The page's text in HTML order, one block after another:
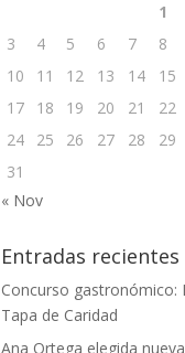
1
3
4 5 6 7 8
10
11 12 13 14 15
17
18 19 20 21 22
24
25 26 27 28 29
31
« Nov
Entradas recientes
Concurso gastronómico:
Tapa de Caridad
Ana Ortega elegida nueva